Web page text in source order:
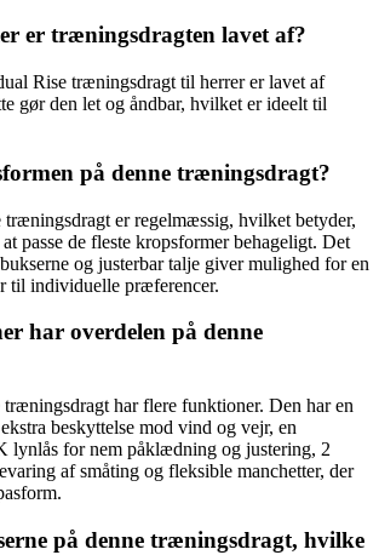
er træningsdragten lavet af?
Rise træningsdragt til herrer er lavet af
gør den let og åndbar, hvilket er ideelt til
på denne træningsdragt?
træningsdragt er regelmæssig, hvilket betyder,
passe de fleste kropsformer behageligt. Det
og justerbar talje giver mulighed for en
til individuelle præferencer.
har overdelen på denne
træningsdragt har flere funktioner. Den har en
beskyttelse mod vind og vejr, en
lynlås for nem påklædning og justering, 2
af småting og fleksible manchetter, der
på denne træningsdragt, hvilke